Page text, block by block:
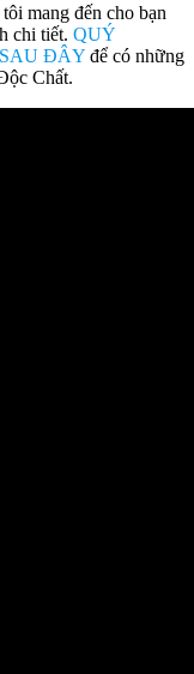
mang đến cho bạn
chi tiết. QUÝ
ĐÂY để có những
Chất.